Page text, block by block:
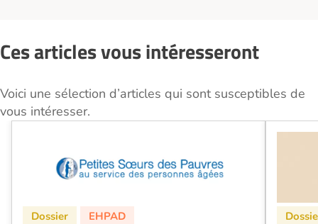
Ces articles vous intéresseront
Voici une sélection d’articles qui sont susceptibles de
vous intéresser.